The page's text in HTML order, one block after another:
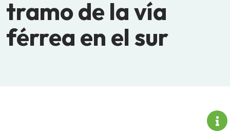
tramo de la vía
férrea en el sur